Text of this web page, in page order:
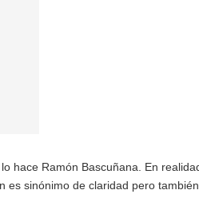
hace Ramón Bascuñana. En
es sinónimo de claridad pero